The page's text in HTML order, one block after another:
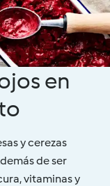
en
y cerezas
de ser
vitaminas y